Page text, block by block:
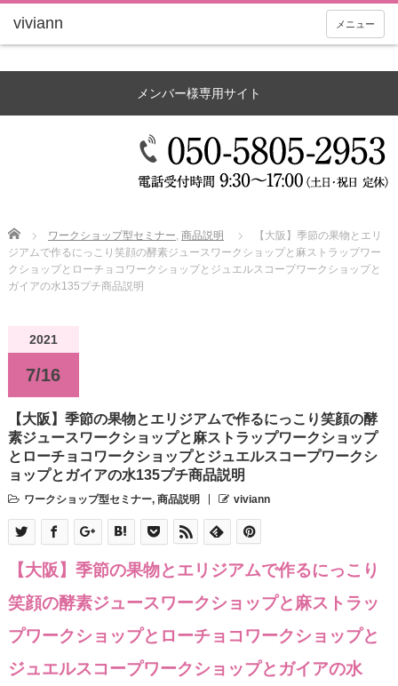
メニュー
メンバー様専用サイト
Home ワークショップ型セミナー, 商品説明
【大阪】季節の果物とエリ
ジアムで作るにっこり笑顔の酵素ジュースワークショップと麻ストラップワー
クショップとローチョコワークショップとジュエルスコープワークショップと
ガイアの水135プチ商品説明
2021
7/16
【大阪】季節の果物とエリジアムで作るにっこり笑顔の酵
素ジュースワークショップと麻ストラップワークショップ
とローチョコワークショップとジュエルスコープワークシ
ョップとガイアの水135プチ商品説明
ワークショップ型セミナー, 商品説明 viviann
【大阪】季節の果物とエリジアムで作るにっこり
笑顔の酵素ジュースワークショップと麻ストラッ
プワークショップとローチョコワークショップと
ジュエルスコープワークショップとガイアの水